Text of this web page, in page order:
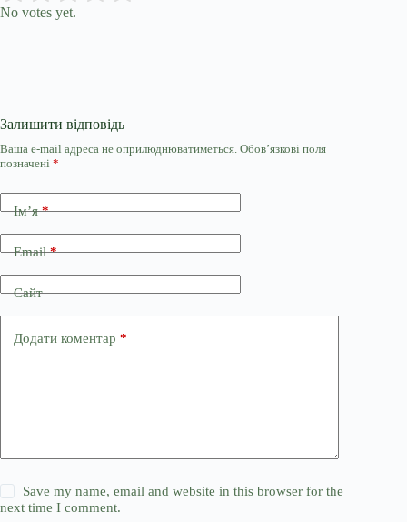
No votes yet.
Залишити відповідь
Ваша e-mail адреса не оприлюднюватиметься. Обов’язкові поля
позначені *
Ім’я*
Email*
Сайт
Додати коментар *
Save my name, email and website in this browser for the
next time I comment.